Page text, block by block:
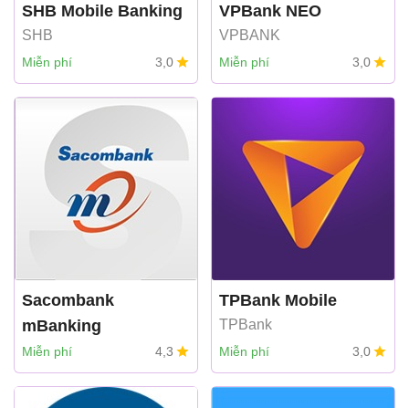
SHB Mobile Banking
SHB
Miễn phí 3,0
VPBank NEO
VPBANK
Miễn phí 3,0
Sacombank
mBanking
Sacombank
Miễn phí 4,3
TPBank Mobile
TPBank
Miễn phí 3,0